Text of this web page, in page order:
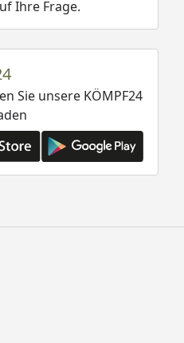
Ihre Frage.
Sie unsere KÖMPF24